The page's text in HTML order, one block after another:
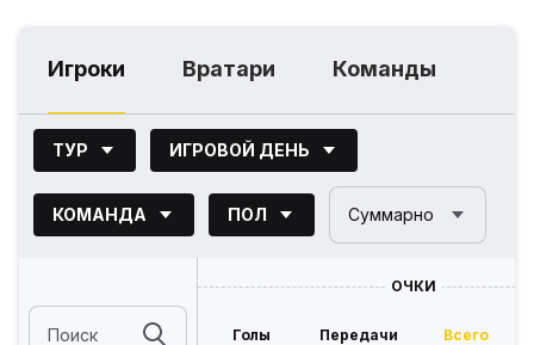
Игроки Вратари Команды
ТУР ИГРОВОЙ ДЕНЬ
КОМАНДА ПОЛ Суммарно
ОЧКИ
Голы Передачи Всего